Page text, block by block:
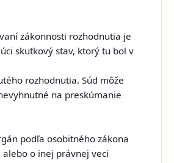
zákonnosti rozhodnutia je
skutkový stav, ktorý tu bol v
rozhodnutia. Súd môže
na preskúmanie
podľa osobitného zákona
alebo o inej právnej veci